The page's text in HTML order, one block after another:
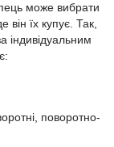
може вибрати
він їх купує. Так,
індивідуальним
поворотно-